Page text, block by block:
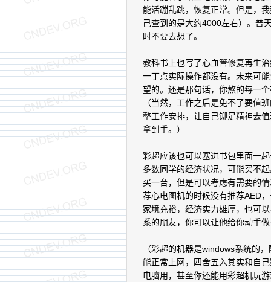
能活蹦乱跳，恢复正常。但是，
己查到的是大约4000左右）。普
时不要去想了。
教科书上也写了心血管修复再生
一丁点实际操作都没有。未来可
望的。还是那句话，你熬的每一
（当然，工作之后是免不了要值
整工作安排，让自己铆足精神去
拿到手。）
彩超应该也可以塞进书包里面一
多数同学的经济状况，可能买不
买一台，但是可以考虑有需要的
荐心电图机的时候没有推荐AED
家境充裕，经济实力雄厚，也可
系的朋友，你可以让他给你动手
（彩超的机器是windows系统的
能正常上网，四舍五入其实和自
电脑用，甚至你还能用彩超机玩